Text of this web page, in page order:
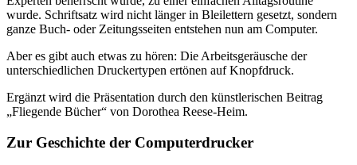
wurde. Schriftsatz wird nicht länger in Bleilettern gesetzt, sondern
ganze Buch- oder Zeitungsseiten entstehen nun am Computer.
Aber es gibt auch etwas zu hören: Die Arbeitsgeräusche der
unterschiedlichen Druckertypen ertönen auf Knopfdruck.
Ergänzt wird die Präsentation durch den künstlerischen Beitrag
„Fliegende Bücher“ von Dorothea Reese-Heim.
Zur Geschichte der Computerdrucker